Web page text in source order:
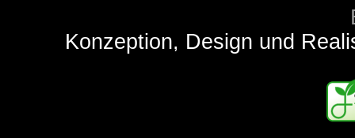
Konzeption, Design und